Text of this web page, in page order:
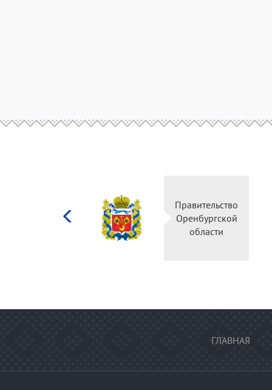
Министерство
культуры
Российской
федерации
ГЛАВНАЯ